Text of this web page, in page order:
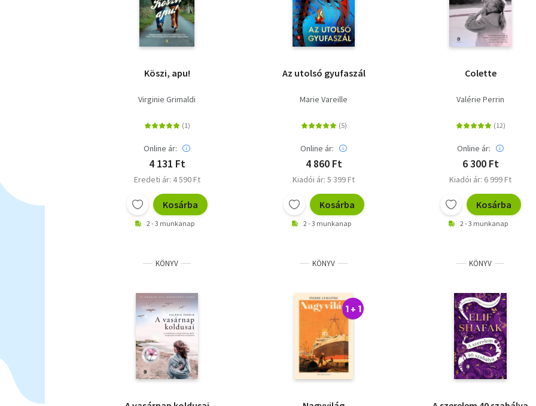
Köszi, apu!
Virginie Grimaldi
Online ár:
4 131 Ft
Eredeti ár: 4 590 Ft
Kosárba
2 - 3 munkanap
Az utolsó gyufaszál
Marie Vareille
Online ár:
4 860 Ft
Kiadói ár: 5 399 Ft
Kosárba
2 - 3 munkanap
Colette
Valérie Perrin
Online ár:
6 300 Ft
Kiadói ár: 6 999 Ft
Kosárba
2 - 3 munkanap
KÖNYV KÖNYV
1 + 1
KÖNYV